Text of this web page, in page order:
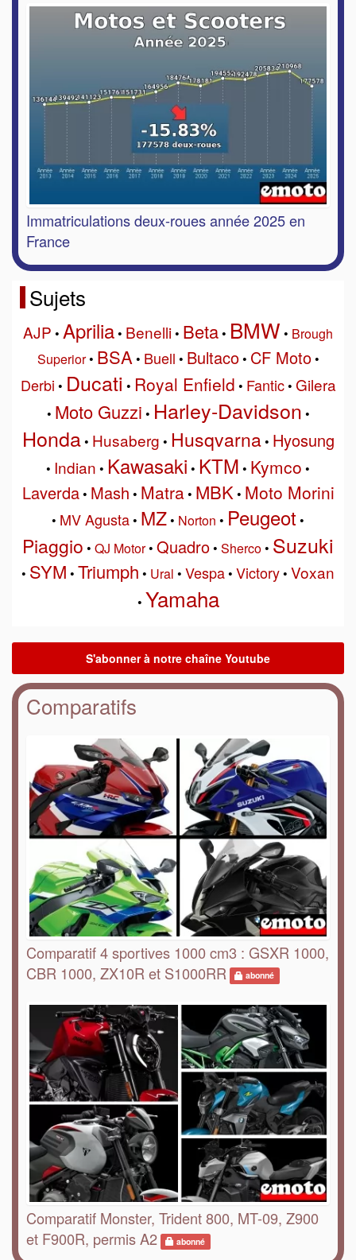
Immatriculations deux-roues année 2025 en
France
Sujets
AJP • Aprilia• Benelli• Beta• BMW • Brough
Superior• BSA• Buell • Bultaco• CF Moto•
Derbi • Ducati • Royal Enfield • Fantic• Gilera
• Moto Guzzi • Harley-Davidson •
Honda• Husaberg • Husqvarna• Hyosung
• Indian • Kawasaki • KTM • Kymco •
Laverda• Mash • Matra• MBK• Moto Morini
• MV Agusta• MZ• Norton • Peugeot •
Piaggio • QJ Motor• Quadro• Sherco• Suzuki
• SYM • Triumph • Ural • Vespa• Victory• Voxan
• Yamaha
Comparatifs
Comparatif 4 sportives 1000 cm3 : GSXR 1000,
CBR 1000, ZX10R et S1000RR
abonné
Comparatif Monster, Trident 800, MT-09, Z900
et F900R, permis A2
abonné